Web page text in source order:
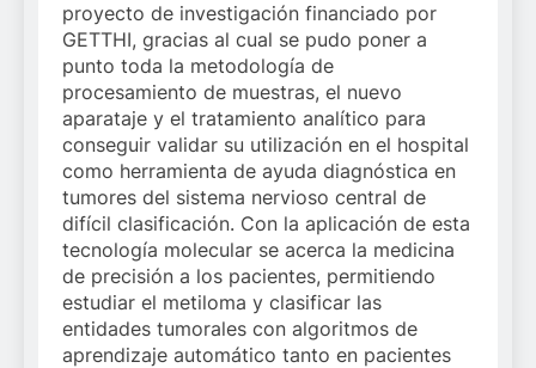
proyecto de investigación financiado por
GETTHI, gracias al cual se pudo poner a
punto toda la metodología de
procesamiento de muestras, el nuevo
aparataje y el tratamiento analítico para
conseguir validar su utilización en el hospital
como herramienta de ayuda diagnóstica en
tumores del sistema nervioso central de
difícil clasificación. Con la aplicación de esta
tecnología molecular se acerca la medicina
de precisión a los pacientes, permitiendo
estudiar el metiloma y clasificar las
entidades tumorales con algoritmos de
aprendizaje automático tanto en pacientes